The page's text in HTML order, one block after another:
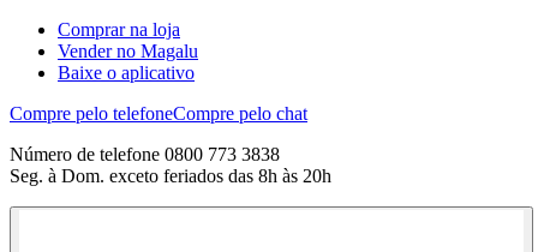
Comprar na loja
Vender no Magalu
Baixe o aplicativo
Compre pelo telefoneCompre pelo chat
Número de telefone 0800 773 3838
Seg. à Dom. exceto feriados das 8h às 20h